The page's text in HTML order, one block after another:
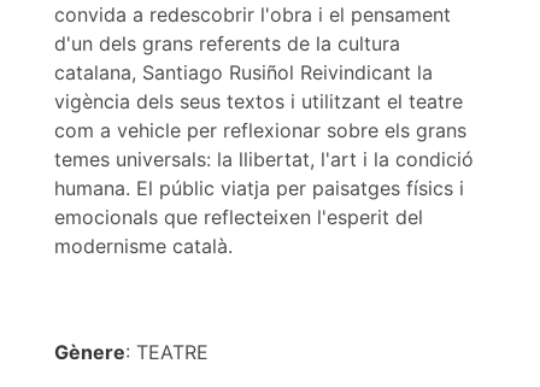
convida a redescobrir l'obra i el pensament
d'un dels grans referents de la cultura
catalana, Santiago Rusiñol Reivindicant la
vigència dels seus textos i utilitzant el teatre
com a vehicle per reflexionar sobre els grans
temes universals: la llibertat, l'art i la condició
humana. El públic viatja per paisatges físics i
emocionals que reflecteixen l'esperit del
modernisme català.
Gènere: TEATRE